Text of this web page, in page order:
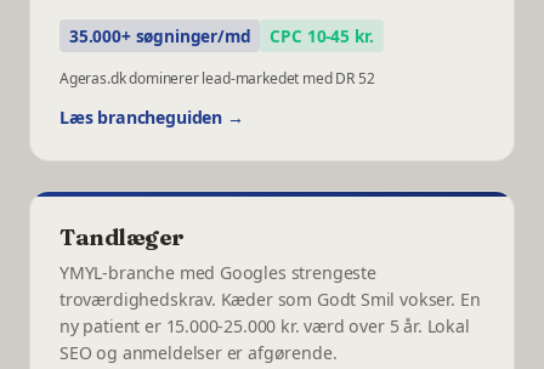
35.000+ søgninger/md CPC 10-45 kr.
Ageras.dk dominerer lead-markedet med DR 52
Læs brancheguiden →
Tandlæger
YMYL-branche med Googles strengeste
troværdighedskrav. Kæder som Godt Smil vokser. En
ny patient er 15.000-25.000 kr. værd over 5 år. Lokal
SEO og anmeldelser er afgørende.